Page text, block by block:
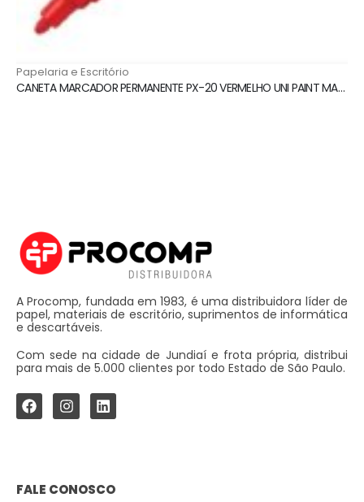
Papelaria e Escritório
CANETA MARCADOR PERMANENTE PX-20 VERMELHO UNI PAINT MARKER
A Procomp, fundada em 1983, é uma distribuidora líder de
papel, materiais de escritório, suprimentos de informática
e descartáveis.
Com sede na cidade de Jundiaí e frota própria, distribui
para mais de 5.000 clientes por todo Estado de São Paulo.
FALE CONOSCO